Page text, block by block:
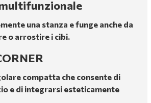
una stanza e funge anche da
o arrostire i cibi.
compatta che consente di
e di integrarsi esteticamente